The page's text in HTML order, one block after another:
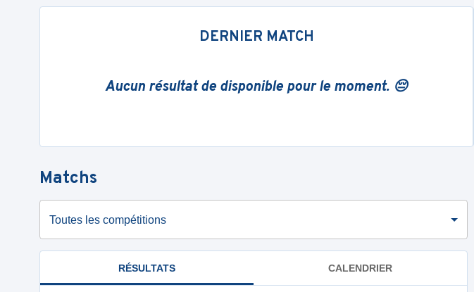
DERNIER MATCH
Aucun résultat de disponible pour le moment. 😔
Matchs
Toutes les compétitions
RÉSULTATS CALENDRIER